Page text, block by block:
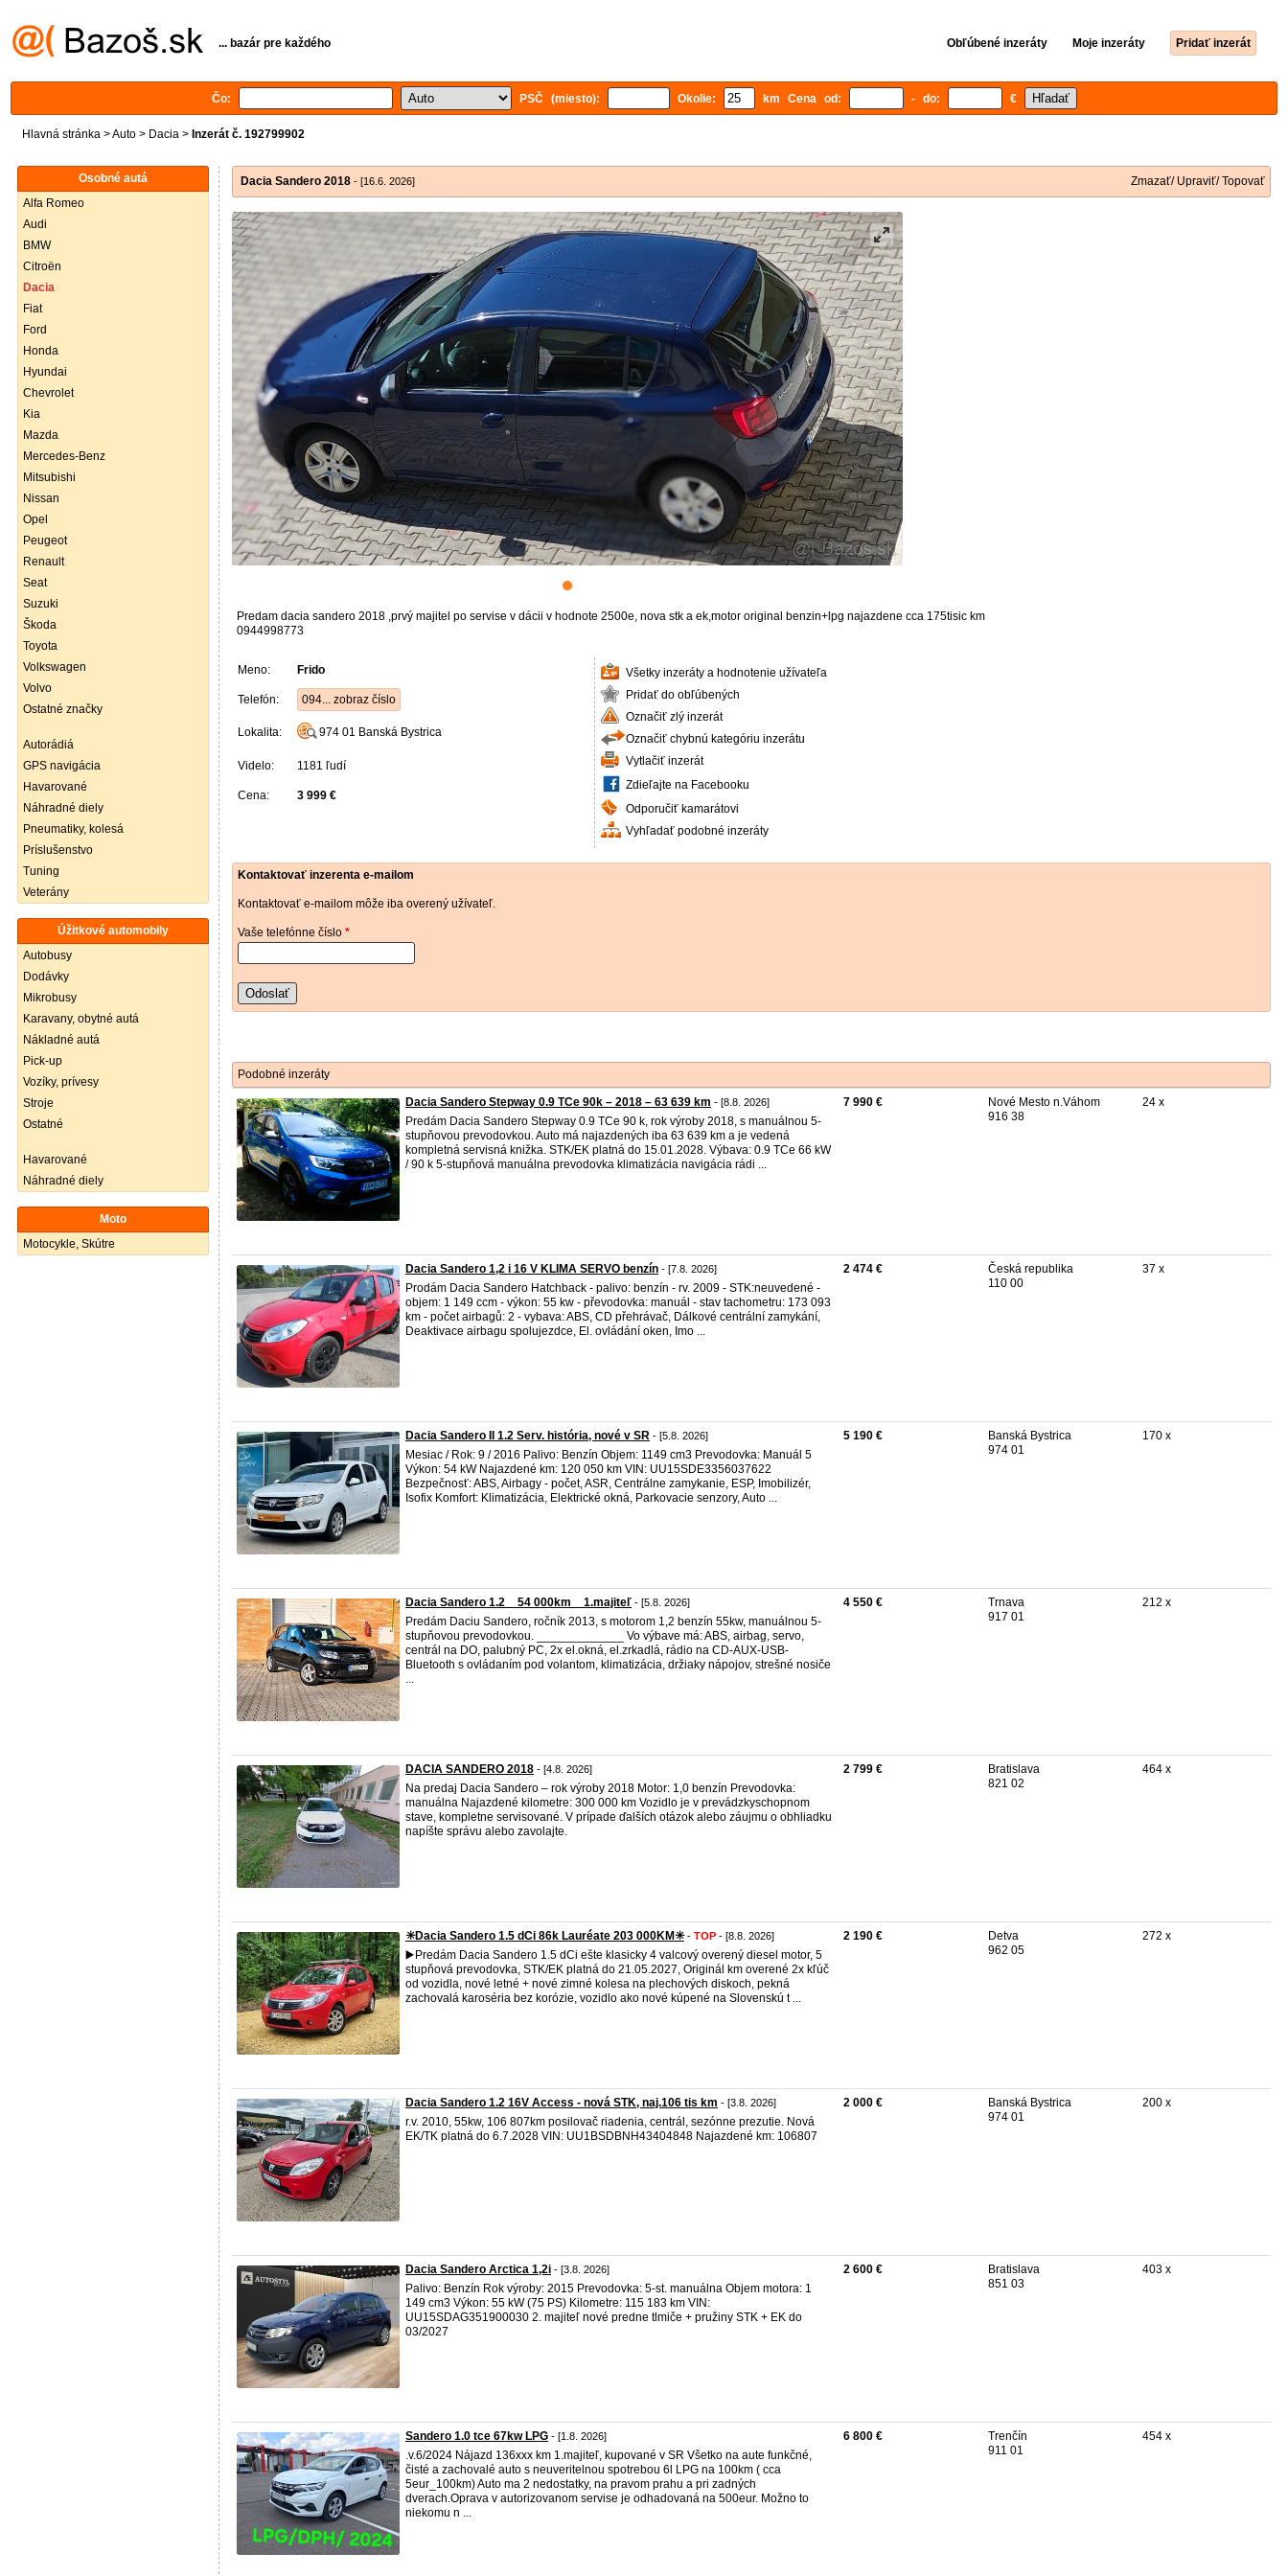
... bazár pre každého Obľúbené inzeráty Moje inzeráty Pridať inzerát
Čo: PSČ (miesto): Okolie: km Cena od: - do: €
Hlavná stránka >Auto > Dacia > Inzerát č. 192799902
Osobné autá
Alfa Romeo
Audi
BMW
Citroën
Dacia
Fiat
Ford
Honda
Hyundai
Chevrolet
Kia
Mazda
Mercedes-Benz
Mitsubishi
Nissan
Opel
Peugeot
Renault
Seat
Suzuki
Škoda
Toyota
Volkswagen
Volvo
Ostatné značky
Autorádiá
GPS navigácia
Havarované
Náhradné diely
Pneumatiky, kolesá
Príslušenstvo
Tuning
Veterány
Úžitkové automobily
Autobusy
Dodávky
Mikrobusy
Karavany, obytné autá
Nákladné autá
Pick-up
Vozíky, prívesy
Stroje
Ostatné
Havarované
Náhradné diely
Moto
Motocykle, Skútre
Dacia Sandero 2018 - [16.6. 2026] Zmazať/ Upraviť/ Topovať
Predam dacia sandero 2018 ,prvý majitel po servise v dácii v hodnote 2500e, nova stk a ek,motor original benzin+lpg najazdene cca 175tisic km
0944998773
Meno: Frido
Telefón: 094... zobraz číslo
Lokalita: 974 01 Banská Bystrica
Videlo: 1181 ľudí
Cena: 3 999 €
Všetky inzeráty a hodnotenie užívateľa
Pridať do obľúbených
Označiť zlý inzerát
Označiť chybnú kategóriu inzerátu
Vytlačiť inzerát
Zdieľajte na Facebooku
Odporučiť kamarátovi
Vyhľadať podobné inzeráty
Kontaktovať inzerenta e-mailom
Kontaktovať e-mailom môže iba overený užívateľ.
Vaše telefónne číslo *
Odoslať
Podobné inzeráty
Dacia Sandero Stepway 0.9 TCe 90k – 2018 – 63 639 km - [8.8. 2026]
Predám Dacia Sandero Stepway 0.9 TCe 90 k, rok výroby 2018, s manuálnou 5-
stupňovou prevodovkou. Auto má najazdených iba 63 639 km a je vedená
kompletná servisná knižka. STK/EK platná do 15.01.2028. Výbava: 0.9 TCe 66 kW
/ 90 k 5-stupňová manuálna prevodovka klimatizácia navigácia rádi ...
7 990 €
Nové Mesto n.Váhom
916 38
24 x
Dacia Sandero 1,2 i 16 V KLIMA SERVO benzín - [7.8. 2026]
Prodám Dacia Sandero Hatchback - palivo: benzín - rv. 2009 - STK:neuvedené -
objem: 1 149 ccm - výkon: 55 kw - převodovka: manuál - stav tachometru: 173 093
km - počet airbagů: 2 - vybava: ABS, CD přehrávač, Dálkové centrální zamykání,
Deaktivace airbagu spolujezdce, El. ovládání oken, Imo ...
2 474 €
Česká republika
110 00
37 x
Dacia Sandero II 1.2 Serv. história, nové v SR - [5.8. 2026]
Mesiac / Rok: 9 / 2016 Palivo: Benzín Objem: 1149 cm3 Prevodovka: Manuál 5
Výkon: 54 kW Najazdené km: 120 050 km VIN: UU15SDE3356037622
Bezpečnosť: ABS, Airbagy - počet, ASR, Centrálne zamykanie, ESP, Imobilizér,
Isofix Komfort: Klimatizácia, Elektrické okná, Parkovacie senzory, Auto ...
5 190 €
Banská Bystrica
974 01
170 x
Dacia Sandero 1.2 _ 54 000km _ 1.majiteľ - [5.8. 2026]
Predám Daciu Sandero, ročník 2013, s motorom 1,2 benzín 55kw, manuálnou 5-
stupňovou prevodovkou. _____________ Vo výbave má: ABS, airbag, servo,
centrál na DO, palubný PC, 2x el.okná, el.zrkadlá, rádio na CD-AUX-USB-
Bluetooth s ovládaním pod volantom, klimatizácia, držiaky nápojov, strešné nosiče
4 550 €
Trnava
917 01
212 x
DACIA SANDERO 2018 - [4.8. 2026]
Na predaj Dacia Sandero – rok výroby 2018 Motor: 1,0 benzín Prevodovka:
manuálna Najazdené kilometre: 300 000 km Vozidlo je v prevádzkyschopnom
stave, kompletne servisované. V prípade ďalších otázok alebo záujmu o obhliadku
napíšte správu alebo zavolajte.
2 799 €
Bratislava
821 02
464 x
✳️Dacia Sandero 1.5 dCi 86k Lauréate 203 000KM✳️- TOP - [8.8. 2026]
▶️Predám Dacia Sandero 1.5 dCi ešte klasicky 4 valcový overený diesel motor, 5
stupňová prevodovka, STK/EK platná do 21.05.2027, Originál km overené 2x kľúč
od vozidla, nové letné + nové zimné kolesa na plechových diskoch, pekná
zachovalá karoséria bez korózie, vozidlo ako nové kúpené na Slovenskú t ...
2 190 €
Detva
962 05
272 x
Dacia Sandero 1.2 16V Access - nová STK, naj.106 tis km - [3.8. 2026]
r.v. 2010, 55kw, 106 807km posilovač riadenia, centrál, sezónne prezutie. Nová
EK/TK platná do 6.7.2028 VIN: UU1BSDBNH43404848 Najazdené km: 106807
2 000 €
Banská Bystrica
974 01
200 x
Dacia Sandero Arctica 1,2i - [3.8. 2026]
Palivo: Benzín Rok výroby: 2015 Prevodovka: 5-st. manuálna Objem motora: 1
149 cm3 Výkon: 55 kW (75 PS) Kilometre: 115 183 km VIN:
UU15SDAG351900030 2. majiteľ nové predne tlmiče + pružiny STK + EK do
03/2027
2 600 €
Bratislava
851 03
403 x
Sandero 1.0 tce 67kw LPG - [1.8. 2026]
.v.6/2024 Nájazd 136xxx km 1.majiteľ, kupované v SR Všetko na aute funkčné,
čisté a zachovalé auto s neuveritelnou spotrebou 6l LPG na 100km ( cca
5eur_100km) Auto ma 2 nedostatky, na pravom prahu a pri zadných
dverach.Oprava v autorizovanom servise je odhadovaná na 500eur. Možno to
niekomu n ...
6 800 €
Trenčín
911 01
454 x